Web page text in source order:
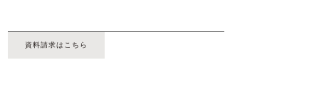
資料請求はこちら